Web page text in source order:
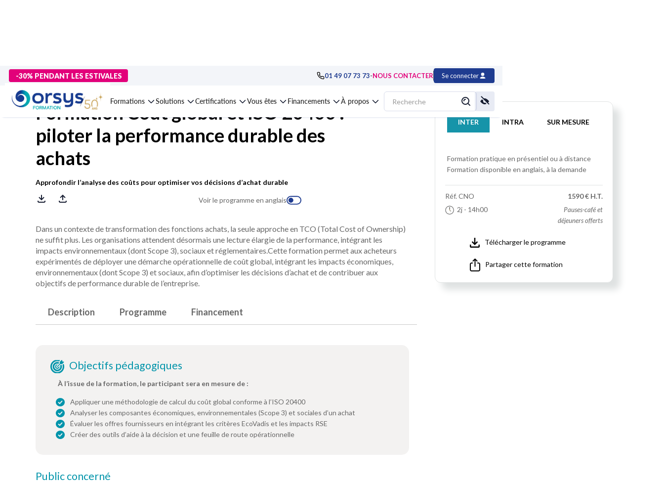
-30% PENDANT LES ESTIVALES 01 49 07 73 73-NOUS CONTACTER Se connecter
Formations Solutions Certifications Vous êtes Financements À propos
> Formations>Compétences métiers Formation Coût global et ISO 20400 : piloter la performance durable des achats
Formation Coût global et ISO 20400 :
piloter la performance durable des
achats
Approfondir l’analyse des coûts pour optimiser vos décisions d’achat durable
Voir le programme en anglais
INTER INTRA SUR MESURE
Formation pratique en présentiel ou à distance
Formation disponible en anglais, à la demande
Réf. CNO
2j - 14h00
1590 € H.T.
Pauses-café et
déjeuners offerts
Télécharger le programme
Partager cette formation
Dans un contexte de transformation des fonctions achats, la seule approche en TCO (Total Cost of Ownership)
ne suffit plus. Les organisations attendent désormais une lecture élargie de la performance, intégrant les
impacts environnementaux (dont Scope 3), sociaux et réglementaires.Cette formation permet aux acheteurs
expérimentés de déployer une démarche opérationnelle de coût global, intégrant les impacts économiques,
environnementaux (dont Scope 3) et sociaux, afin d’optimiser les décisions d’achat et de contribuer aux
objectifs de performance durable de l’entreprise.
Description Programme Financement
Objectifs pédagogiques
À l’issue de la formation, le participant sera en mesure de :
Appliquer une méthodologie de calcul du coût global conforme à l’ISO 20400
Analyser les composantes économiques, environnementales (Scope 3) et sociales d’un achat
Évaluer les offres fournisseurs en intégrant les critères EcoVadis et les impacts RSE
Créer des outils d’aide à la décision et une feuille de route opérationnelle
Public concerné